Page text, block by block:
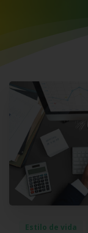
Estilo de vida